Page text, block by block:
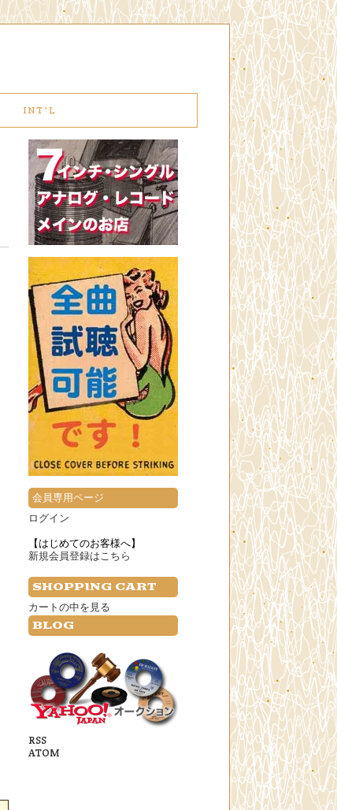
INT'L
会員専用ページ
ログイン
【はじめてのお客様へ】
新規会員登録はこちら
SHOPPING CART
カートの中を見る
BLOG
RSS
ATOM